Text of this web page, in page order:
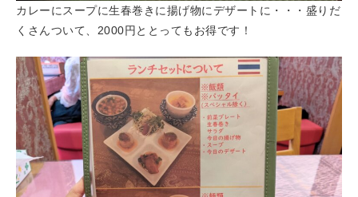
カレーにスープに生春巻きに揚げ物にデザートに・・・盛りだ
くさんついて、2000円ととってもお得です！